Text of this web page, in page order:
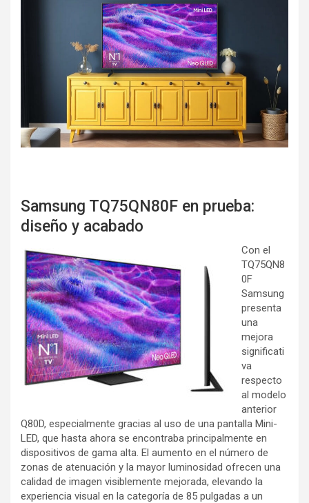
Samsung TQ75QN80F en prueba:
diseño y acabado
Con el
TQ75QN8
0F
Samsung
presenta
una
mejora
significati
va
respecto
al modelo
anterior
Q80D, especialmente gracias al uso de una pantalla Mini-
LED, que hasta ahora se encontraba principalmente en
dispositivos de gama alta. El aumento en el número de
zonas de atenuación y la mayor luminosidad ofrecen una
calidad de imagen visiblemente mejorada, elevando la
experiencia visual en la categoría de 85 pulgadas a un